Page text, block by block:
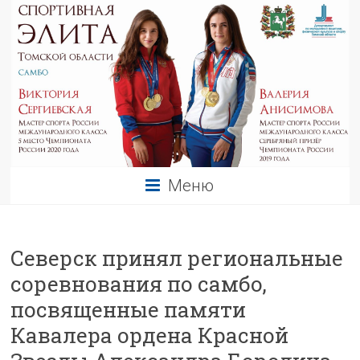
Меню
Северск принял региональные
соревнования по самбо,
посвященные памяти
Кавалера ордена Красной